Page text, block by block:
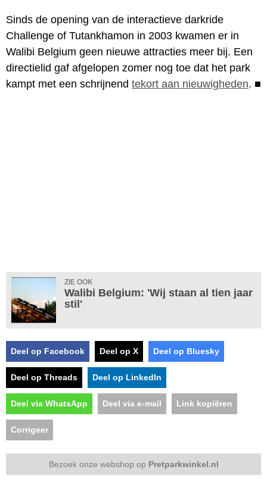
Sinds de opening van de interactieve darkride
Challenge of Tutankhamon in 2003 kwamen er in
Walibi Belgium geen nieuwe attracties meer bij. Een
directielid gaf afgelopen zomer nog toe dat het park
kampt met een schrijnend tekort aan nieuwigheden. ■
ZIE OOK
Walibi Belgium: 'Wij staan al tien jaar
stil'
Deel op Facebook Deel op X Deel op Bluesky
Deel op Threads Deel op LinkedIn
Deel via WhatsApp Deel via e-mail Link kopiëren
Corrigeer
Bezoek onze webshop op Pretparkwinkel.nl